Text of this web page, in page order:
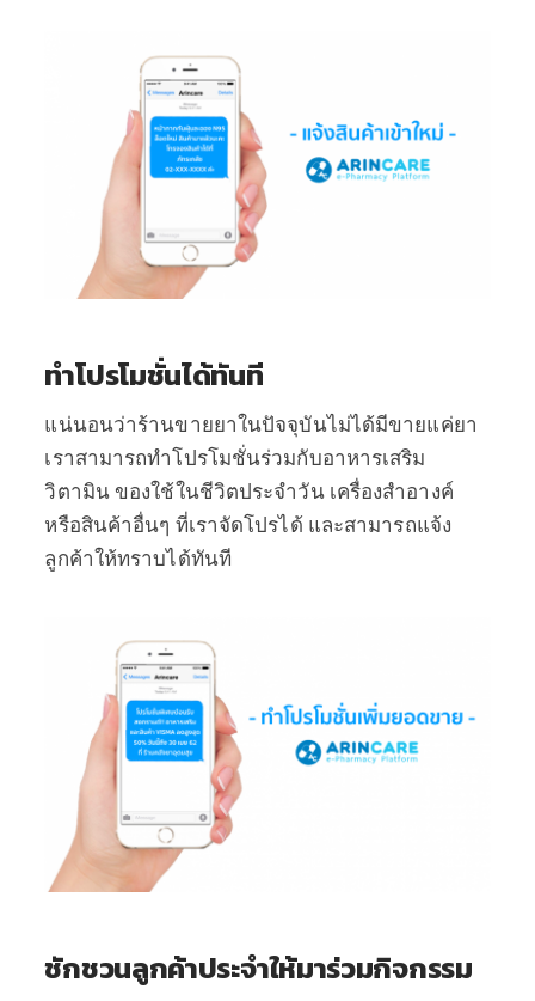
ทำโปรโมชั่นได้ทันที
แน่นอนว่าร้านขายยาในปัจจุบันไม่ได้มีขายแค่ยา
เราสามารถทำโปรโมชั่นร่วมกับอาหารเสริม
วิตามิน ของใช้ในชีวิตประจำวัน เครื่องสำอางค์
หรือสินค้าอื่นๆ ที่เราจัดโปรได้ และสามารถแจ้ง
ลูกค้าให้ทราบได้ทันที
ชักชวนลูกค้าประจำให้มาร่วมกิจกรรม